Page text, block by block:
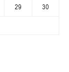
29
30